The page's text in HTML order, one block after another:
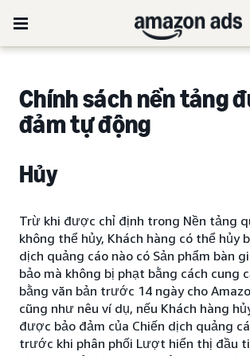
Chính sách nền tảng
đảm tự động
Hủy
Trừ khi được chỉ định trong Nền tảng
không thể hủy, Khách hàng có thể hủy
dịch quảng cáo nào có Sản phẩm bàn
bảo mà không bị phạt bằng cách cung
bằng văn bản trước 14 ngày cho
cũng như nêu ví dụ, nếu Khách hàng
được bảo đảm của Chiến dịch quảng
trước khi phân phối Lượt hiển thị đầu